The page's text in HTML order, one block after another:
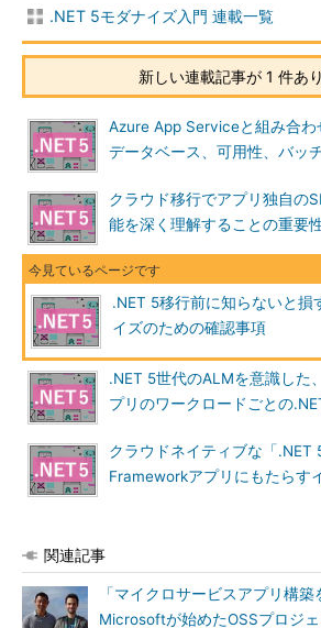
.NET 5モダナイズ入門 連載一覧
新しい連載記事が 1 件あ
Azure App Serviceと組み合わ
データベース、可用性、バッ
クラウド移行でアプリ独自の
能を深く理解することの重要
.NET 5移行前に知らないと損
イズのための確認事項
.NET 5世代のALMを意識した
プリのワークロードごとの
クラウドネイティブな「.NET
Frameworkアプリにもたらす
関連記事
「マイクロサービスアプリ構築
Microsoftが始めたOSSプロジ